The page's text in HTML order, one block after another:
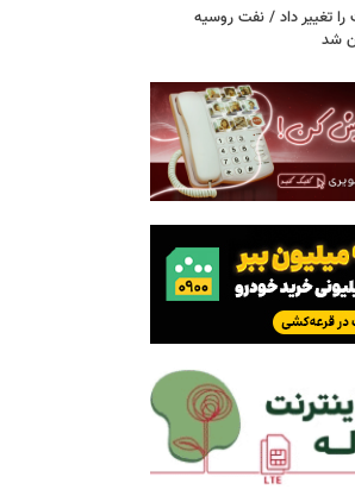
تغییر داد / نفت روسیه
شد